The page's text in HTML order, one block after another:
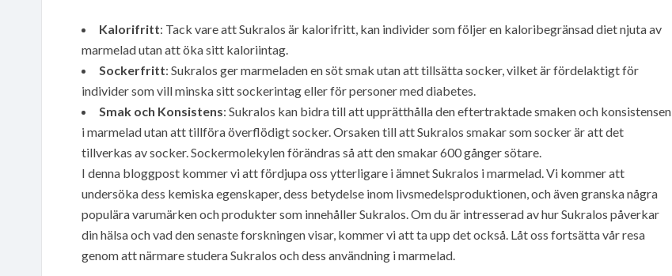
Kalorifritt: Tack vare att Sukralos är kalorifritt, kan individer som följer en kaloribegränsad diet njuta av
marmelad utan att öka sitt kaloriintag.
Sockerfritt: Sukralos ger marmeladen en söt smak utan att tillsätta socker, vilket är fördelaktigt för
individer som vill minska sitt sockerintag eller för personer med diabetes.
Smak och Konsistens: Sukralos kan bidra till att upprätthålla den eftertraktade smaken och konsistensen
i marmelad utan att tillföra överflödigt socker. Orsaken till att Sukralos smakar som socker är att det
tillverkas av socker. Sockermolekylen förändras så att den smakar 600 gånger sötare.
I denna bloggpost kommer vi att fördjupa oss ytterligare i ämnet Sukralos i marmelad. Vi kommer att
undersöka dess kemiska egenskaper, dess betydelse inom livsmedelsproduktionen, och även granska några
populära varumärken och produkter som innehåller Sukralos. Om du är intresserad av hur Sukralos påverkar
din hälsa och vad den senaste forskningen visar, kommer vi att ta upp det också. Låt oss fortsätta vår resa
genom att närmare studera Sukralos och dess användning i marmelad.